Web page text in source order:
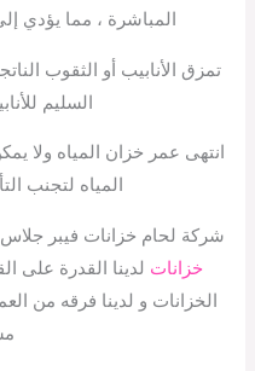
المباشرة ، مما يؤدي
تمزق الأنابيب أو الثقوب
السليم
انتهى عمر خزان المياه ولا
المياه لتجنب
شركة لحام خزانات فيبر
خزانات لدينا القدرة على
الخزانات و لدينا فرقه من